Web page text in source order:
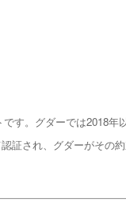
す。グダーでは2018年
証され、グダーがその